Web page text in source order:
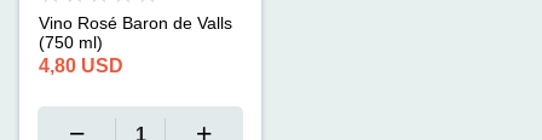
Vino Rosé Baron de Valls
(750 ml)
4,80 USD